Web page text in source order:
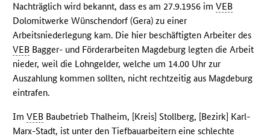
Nachträglich wird bekannt, dass es am 27.9.1956 imVEB
Dolomitwerke Wünschendorf (Gera) zu einer
Arbeitsniederlegung kam. Die hier beschäftigten Arbeiter des
VEB Bagger- und Förderarbeiten Magdeburg legten die Arbeit
nieder, weil die Lohngelder, welche um 14.00 Uhr zur
Auszahlung kommen sollten, nicht rechtzeitig aus Magdeburg
eintrafen.
ImVEB Baubetrieb Thalheim, [Kreis] Stollberg, [Bezirk] Karl-
Marx-Stadt, ist unter den Tiefbauarbeitern eine schlechte